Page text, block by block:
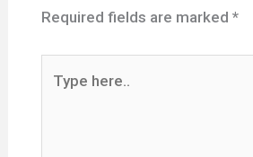
Required fields are marked *
here..